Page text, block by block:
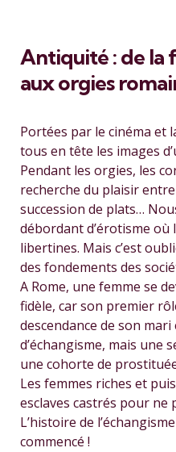
Antiquité : de la
aux orgies
Portées par le cinéma et
tous en tête les images
Pendant les orgies, les
recherche du plaisir
succession de plats…
débordant d’érotisme
libertines. Mais c’est
des fondements des
A Rome, une femme se
fidèle, car son premier
descendance de son mari
d’échangisme, mais une
une cohorte de
Les femmes riches et
esclaves castrés pour ne
L’histoire de
commencé !